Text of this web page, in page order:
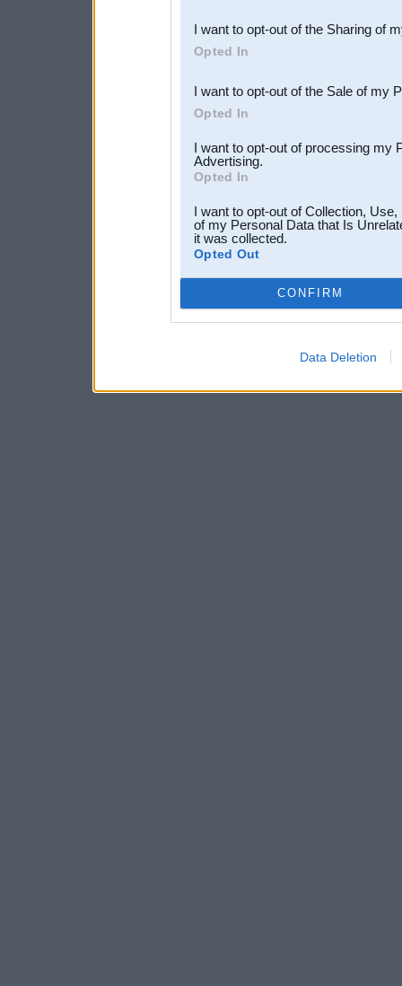
Downstream Participants
third parties.
I want to opt-out of the Sharing of
Opted In
I want to opt-out of the Sale of my
Opted In
I want to opt-out of processing my
Advertising.
Opted In
I want to opt-out of Collection,
of my Personal Data that Is
it was collected.
Opted Out
CONFIRM
Data Deletion